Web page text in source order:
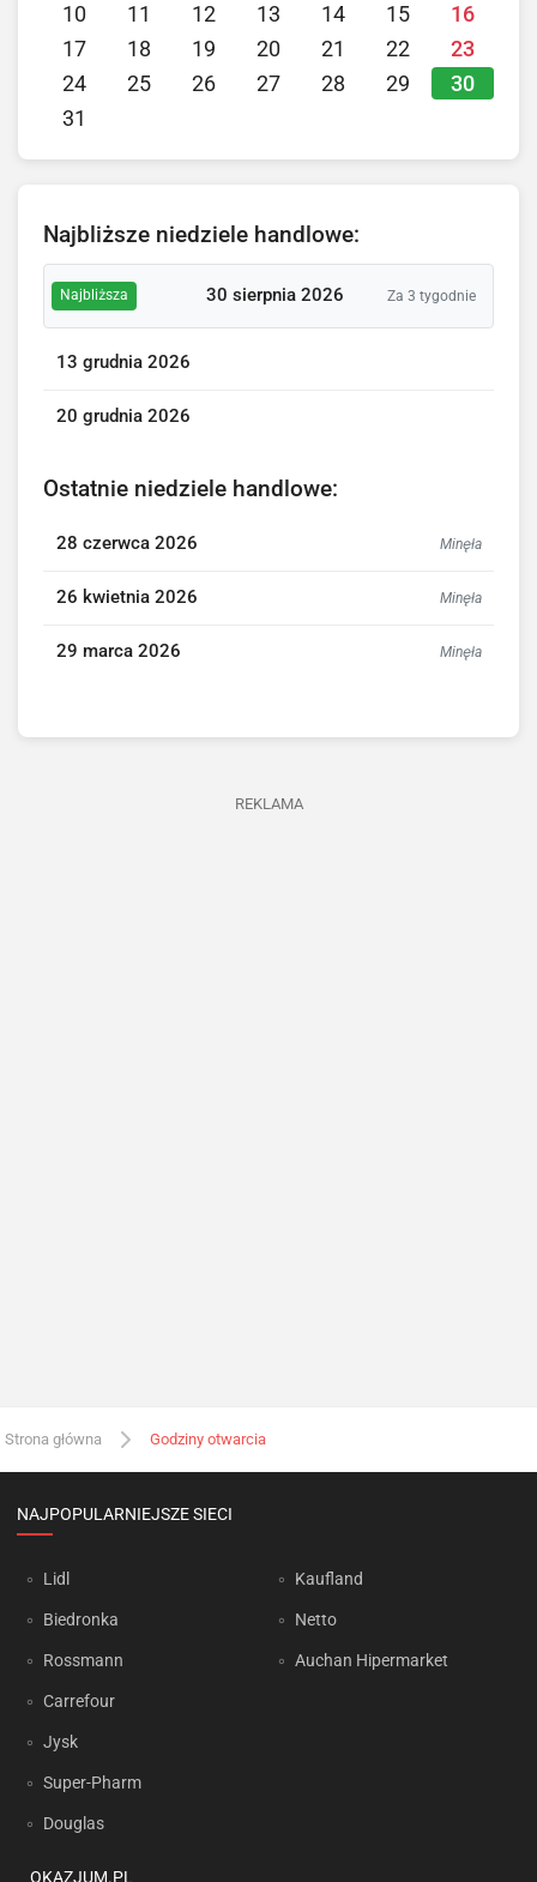
10
11 12 13 14 15
16
17
18 19 20 21 22
23
24
25 26 27 28 29 30
31
Najbliższe niedziele handlowe:
Najbliższa 30 sierpnia 2026 Za 3 tygodnie
13 grudnia 2026
20 grudnia 2026
Ostatnie niedziele handlowe:
28 czerwca 2026 Minęła
26 kwietnia 2026 Minęła
29 marca 2026 Minęła
REKLAMA
Strona główna Godziny otwarcia
NAJPOPULARNIEJSZE SIECI
Lidl
Biedronka
Rossmann
Carrefour
Jysk
Super-Pharm
Douglas
Kaufland
Netto
Auchan Hipermarket
OKAZJUM.PL